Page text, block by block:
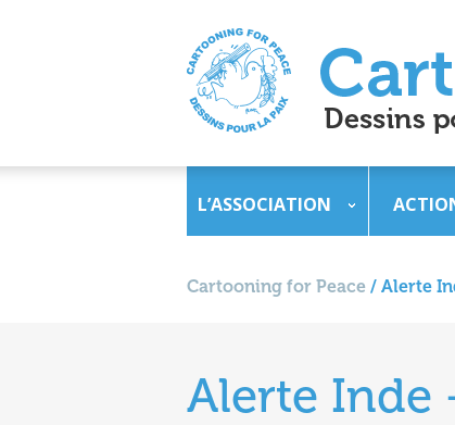
L’ASSOCIATION
Cartooning for Peace / Alerte
Alerte Inde